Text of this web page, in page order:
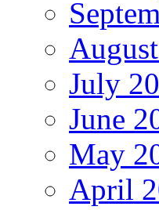
July
June
May
April